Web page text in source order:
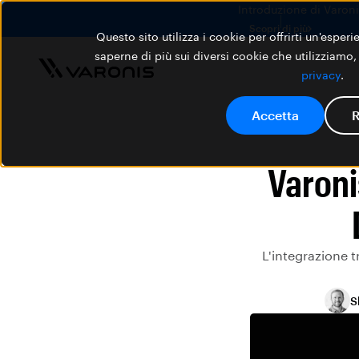
Questo sito utilizza i cookie per offrirti
saperne di più sui diversi cookie che
privacy.
Accetta
Introduzione di
Scopri di più
L'integrazione